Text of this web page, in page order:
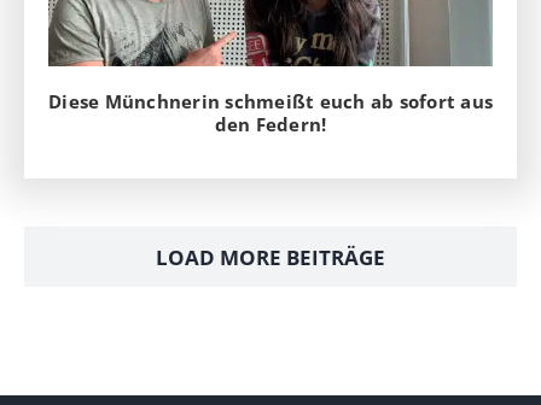
Diese Münchnerin schmeißt euch ab sofort aus
den Federn!
LOAD MORE BEITRÄGE